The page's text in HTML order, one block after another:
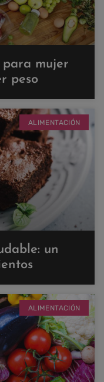
para mujer
peso
ALIMENTACIÓN
un
ALIMENTACIÓN